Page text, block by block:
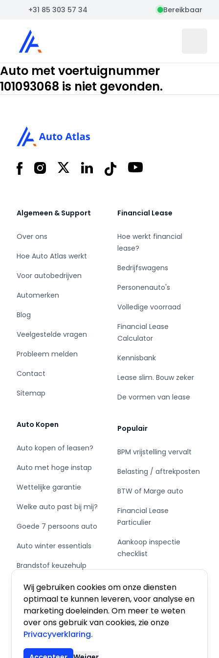
Wij gebruiken cookies om onze diensten
optimaal te kunnen leveren, voor analyse en
marketing doeleinden. Om meer te weten
over ons gebruik van cookies, zie onze
Privacyverklaring.
+31 85 303 57 34 Bereikbaar
Auto Atlas
Auto met voertuignummer
101093068 is niet gevonden.
FacebookInstagram
X LinkedInTiktok YouTube
Algemeen & Support
Over ons
Hoe Auto Atlas werkt
Voor autobedrijven
Automerken
Blog
Veelgestelde vragen
Probleem melden
Contact
Sitemap
Auto Kopen
Auto kopen of leasen?
Auto met hoge instap
Wettelijke garantie
Welke auto past bij mij?
Goede 7 persoons auto
Auto winter essentials
Brandstof keuzehulp
Schakel of automaat?
Financial Lease
Hoe werkt financial
lease?
Bedrijfswagens
Personenauto's
Volledige voorraad
Financial Lease
Calculator
Kennisbank
Lease slim. Bouw zeker
De vormen van lease
Populair
BPM vrijstelling vervalt
Belasting / aftrekposten
BTW of Marge auto
Financial Lease
Particulier
Aankoop inspectie
checklist
Private Leasen,
Financieren of Kopen?